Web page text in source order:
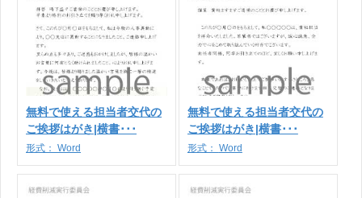
無料で使える担当者交代の
ご挨拶はがき|横書･･･
形式： Word
無料で使える担当者交代の
ご挨拶はがき|横書･･･
形式： Word